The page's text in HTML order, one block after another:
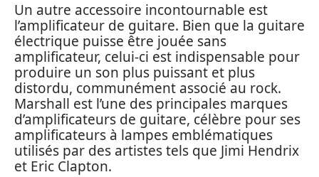
Un autre accessoire incontournable est
l’amplificateur de guitare. Bien que la guitare
électrique puisse être jouée sans
amplificateur, celui-ci est indispensable pour
produire un son plus puissant et plus
distordu, communément associé au rock.
Marshall est l’une des principales marques
d’amplificateurs de guitare, célèbre pour ses
amplificateurs à lampes emblématiques
utilisés par des artistes tels que Jimi Hendrix
et Eric Clapton.